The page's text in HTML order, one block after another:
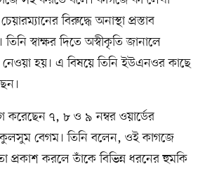
বিরুদ্ধে অনাস্থা প্রস্তাব
স্বাক্ষর দিতে অস্বীকৃতি জানালে
নেওয়া হয়। এ বিষয়ে তিনি ইউএনওর কাছে
৭, ৮ ও ৯ নম্বর ওয়ার্ডের
কুলসুম বেগম। তিনি বলেন, ওই কাগজে
প্রকাশ করলে তাঁকে বিভিন্ন ধরনের হুমকি